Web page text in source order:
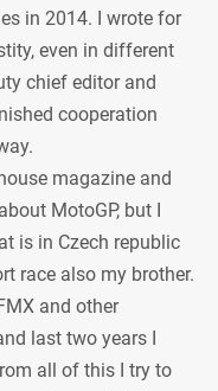
in 2014. I wrote for
even in different
chief editor and
cooperation
magazine and
MotoGP, but I
is in Czech republic
race also my brother.
and other
last two years I
all of this I try to